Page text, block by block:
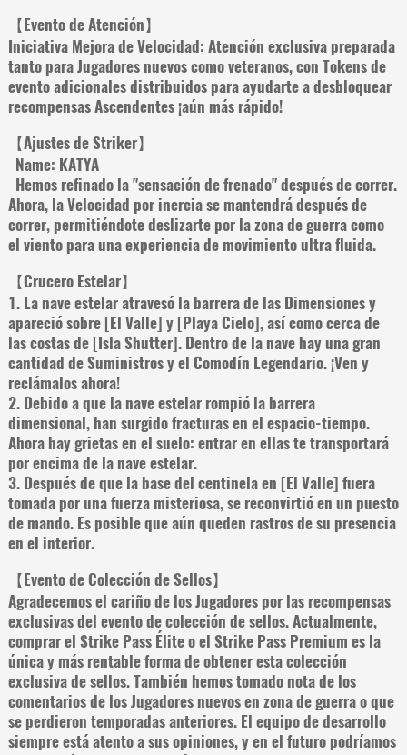
【Evento de Atención】
Iniciativa Mejora de Velocidad: Atención exclusiva preparada
tanto para Jugadores nuevos como veteranos, con Tokens de
evento adicionales distribuidos para ayudarte a desbloquear
recompensas Ascendentes ¡aún más rápido!
【Ajustes de Striker】
Name: KATYA
Hemos refinado la "sensación de frenado" después de correr.
Ahora, la Velocidad por inercia se mantendrá después de
correr, permitiéndote deslizarte por la zona de guerra como
el viento para una experiencia de movimiento ultra fluida.
【Crucero Estelar】
1. La nave estelar atravesó la barrera de las Dimensiones y
apareció sobre [El Valle] y [Playa Cielo], así como cerca de
las costas de [Isla Shutter]. Dentro de la nave hay una gran
cantidad de Suministros y el Comodín Legendario. ¡Ven y
reclámalos ahora!
2. Debido a que la nave estelar rompió la barrera
dimensional, han surgido fracturas en el espacio-tiempo.
Ahora hay grietas en el suelo: entrar en ellas te transportará
por encima de la nave estelar.
3. Después de que la base del centinela en [El Valle] fuera
tomada por una fuerza misteriosa, se reconvirtió en un puesto
de mando. Es posible que aún queden rastros de su presencia
en el interior.
【Evento de Colección de Sellos】
Agradecemos el cariño de los Jugadores por las recompensas
exclusivas del evento de colección de sellos. Actualmente,
comprar el Strike Pass Élite o el Strike Pass Premium es la
única y más rentable forma de obtener esta colección
exclusiva de sellos. También hemos tomado nota de los
comentarios de los Jugadores nuevos en zona de guerra o que
se perdieron temporadas anteriores. El equipo de desarrollo
siempre está atento a sus opiniones, y en el futuro podríamos